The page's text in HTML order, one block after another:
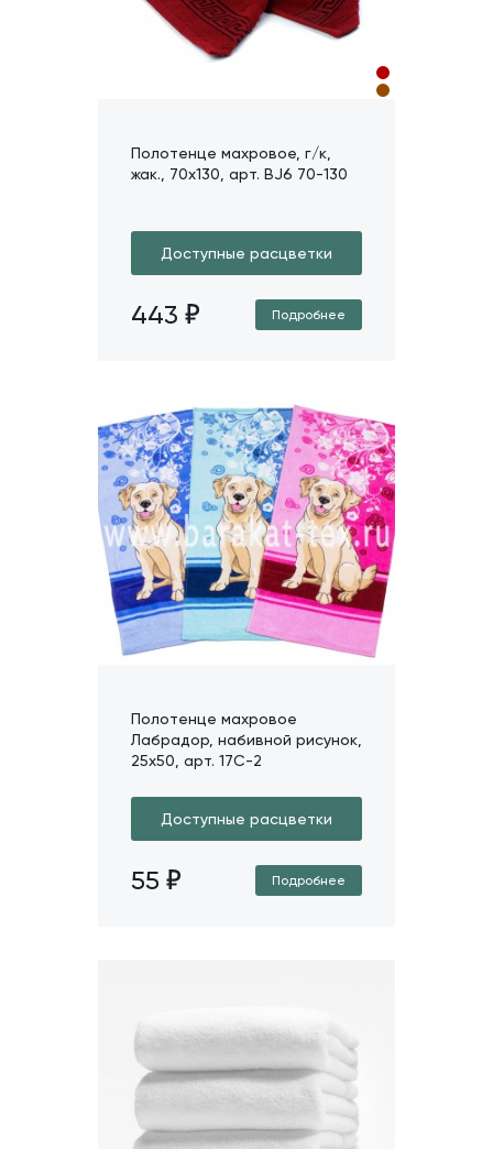
Полотенце махровое, г/к,
жак., 70х130, арт. BJ6 70-130
Доступные расцветки
443 Подробнее
Полотенце махровое
Лабрадор, набивной рисунок,
25х50, арт. 17C-2
Доступные расцветки
55 Подробнее